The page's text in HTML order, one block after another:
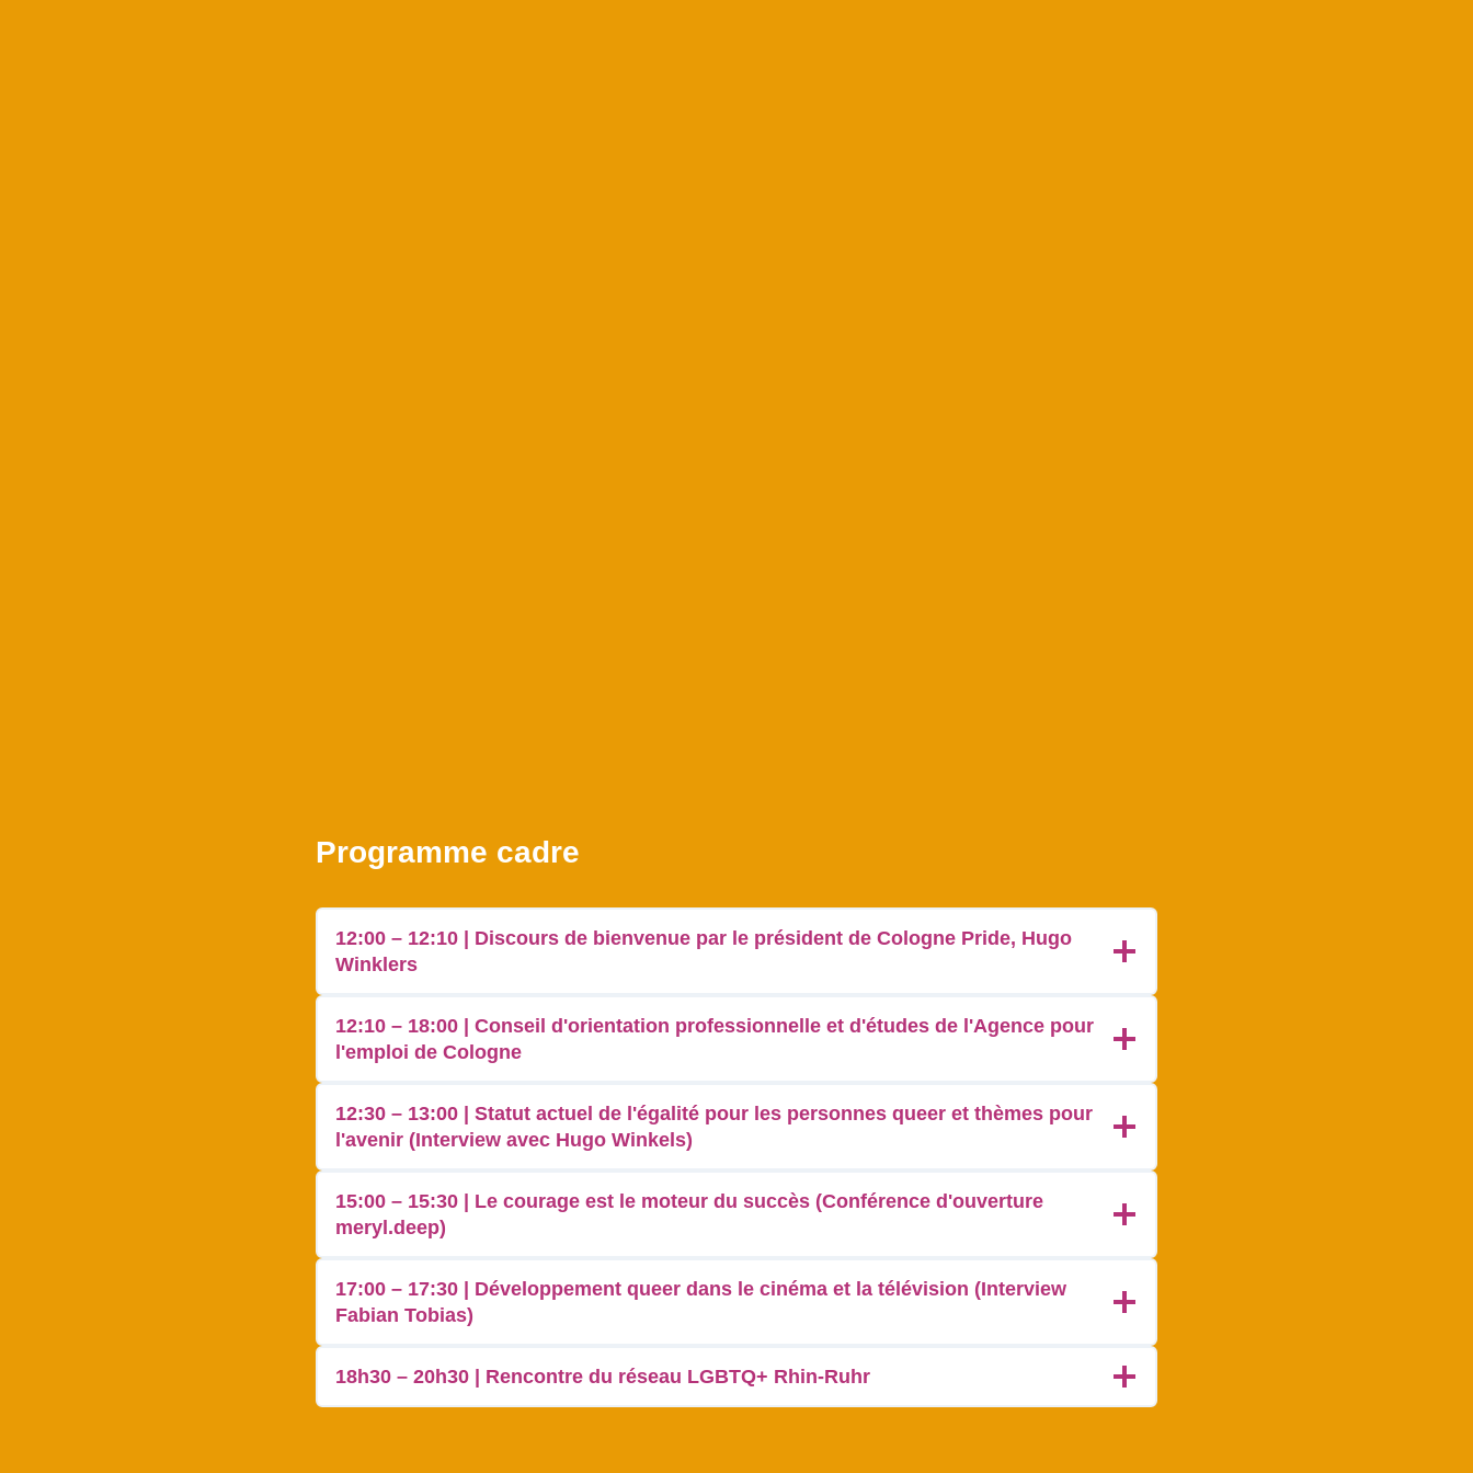
Programme cadre
12:00 – 12:10 | Discours de bienvenue par le président de Cologne Pride, Hugo
Winklers
12:10 – 18:00 | Conseil d'orientation professionnelle et d'études de l'Agence pour
l'emploi de Cologne
12:30 – 13:00 | Statut actuel de l'égalité pour les personnes queer et thèmes pour
l'avenir (Interview avec Hugo Winkels)
15:00 – 15:30 | Le courage est le moteur du succès (Conférence d'ouverture
meryl.deep)
17:00 – 17:30 | Développement queer dans le cinéma et la télévision (Interview
Fabian Tobias)
18h30 – 20h30 | Rencontre du réseau LGBTQ+ Rhin-Ruhr